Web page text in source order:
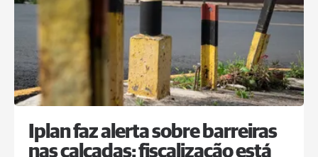
Iplan faz alerta sobre barreiras
nas calçadas: fiscalização está